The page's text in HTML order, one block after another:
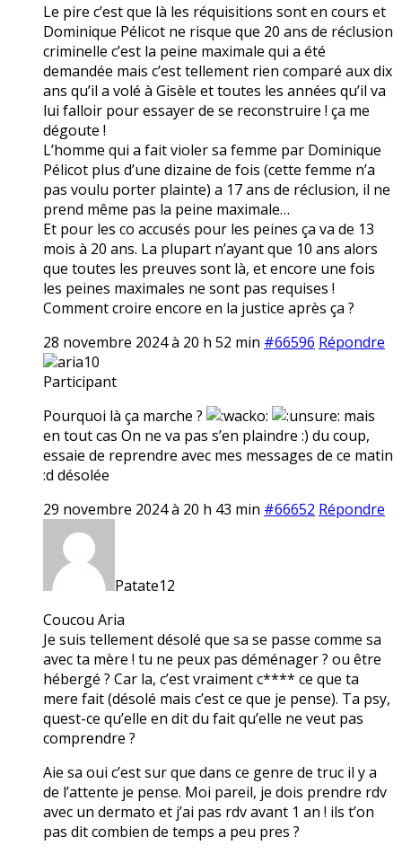
Le pire c’est que là les réquisitions sont en cours et
Dominique Pélicot ne risque que 20 ans de réclusion
criminelle c’est la peine maximale qui a été
demandée mais c’est tellement rien comparé aux dix
ans qu’il a volé à Gisèle et toutes les années qu’il va
lui falloir pour essayer de se reconstruire ! ça me
dégoute !
L’homme qui a fait violer sa femme par Dominique
Pélicot plus d’une dizaine de fois (cette femme n’a
pas voulu porter plainte) a 17 ans de réclusion, il ne
prend même pas la peine maximale…
Et pour les co accusés pour les peines ça va de 13
mois à 20 ans. La plupart n’ayant que 10 ans alors
que toutes les preuves sont là, et encore une fois
les peines maximales ne sont pas requises !
Comment croire encore en la justice après ça ?
28 novembre 2024 à 20 h 52 min #66596 Répondre
aria10
Participant
Pourquoi là ça marche ?
mais
en tout cas On ne va pas s’en plaindre :) du coup,
essaie de reprendre avec mes messages de ce matin
:d désolée
29 novembre 2024 à 20 h 43 min #66652 Répondre
Patate12
Coucou Aria
Je suis tellement désolé que sa se passe comme sa
avec ta mère ! tu ne peux pas déménager ? ou être
hébergé ? Car la, c’est vraiment c**** ce que ta
mere fait (désolé mais c’est ce que je pense). Ta psy,
quest-ce qu’elle en dit du fait qu’elle ne veut pas
comprendre ?
Aie sa oui c’est sur que dans ce genre de truc il y a
de l’attente je pense. Moi pareil, je dois prendre rdv
avec un dermato et j’ai pas rdv avant 1 an ! ils t’on
pas dit combien de temps a peu pres ?